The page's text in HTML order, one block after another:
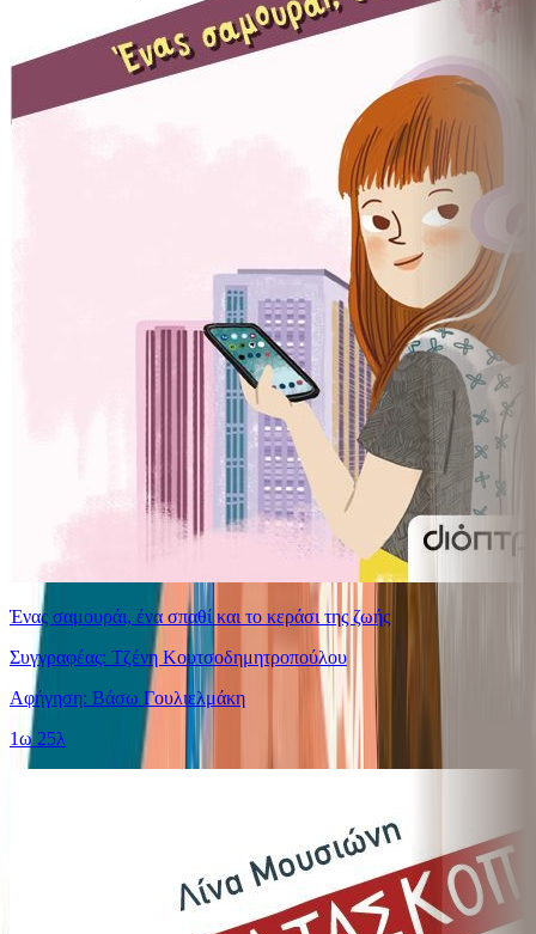
Ένας σαμουράι, ένα σπαθί και το κεράσι της ζωής
Συγγραφέας: Τζένη Κουτσοδημητροπούλου
Αφήγηση: Βάσω Γουλιελμάκη
1ω 25λ